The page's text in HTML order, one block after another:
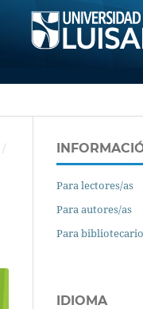
/
Para lectores/as
Para autores/as
Para
IDIOMA